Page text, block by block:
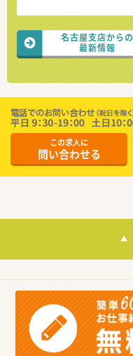
名古屋支店からの
最新情報
この求人に
問い合わせる